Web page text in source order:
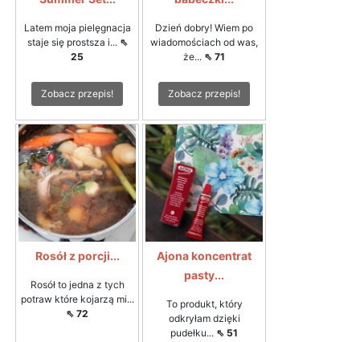
Latem moja pielęgnacja
staje się prostsza i... ⇖
25
Zobacz przepis!
Dzień dobry! Wiem po
wiadomościach od was,
że... ⇖ 71
Zobacz przepis!
Rosół z porcji...
Rosół to jedna z tych
potraw które kojarzą mi...
⇖ 72
Ajona koncentrat
pasty...
To produkt, który
odkryłam dzięki
pudełku... ⇖ 51